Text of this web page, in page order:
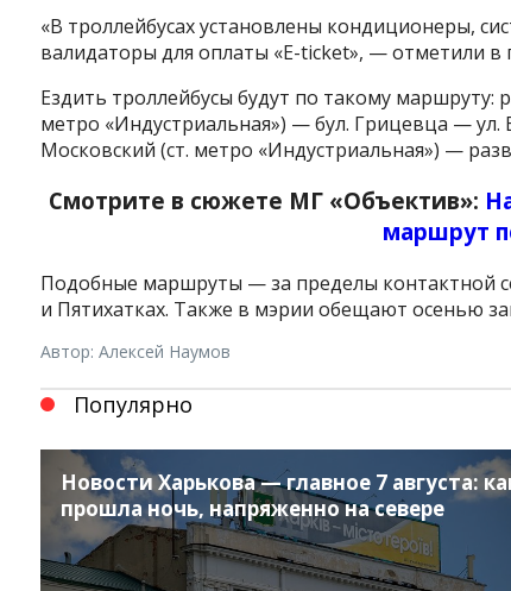
«В троллейбусах установлены кондиционеры,
валидаторы для оплаты «E-ticket», — отметили в
Ездить троллейбусы будут по такому маршруту:
метро «Индустриальная») — бул. Грицевца —
Московский (ст. метро «Индустриальная») —
Смотрите в сюжете МГ «Объектив»:
маршрут
Подобные маршруты — за пределы контактной
и Пятихатках. Также в мэрии обещают осенью
Автор: Алексей Наумов
Популярно
Новости Харькова — главное 7 августа:
прошла ночь, напряженно на севере